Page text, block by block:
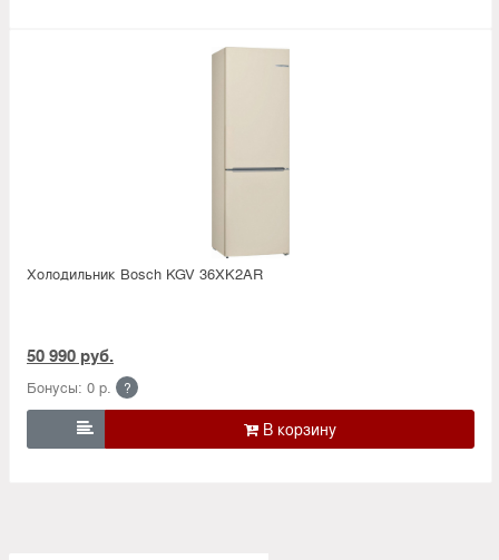
Холодильник Bosсh KGV 36XK2AR
50 990 руб.
Бонусы: 0 р. ?
